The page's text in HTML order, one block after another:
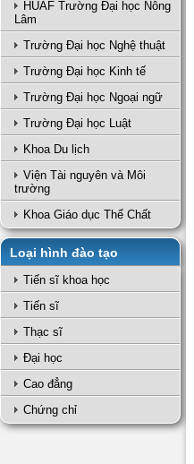
HUAF Trường Đại học Nông
Lâm
Trường Đại học Nghệ thuật
Trường Đại học Kinh tế
Trường Đại học Ngoại ngữ
Trường Đại học Luật
Khoa Du lịch
Viện Tài nguyên và Môi
trường
Khoa Giáo dục Thể Chất
Loại hình đào tạo
Tiến sĩ khoa học
Tiến sĩ
Thạc sĩ
Đại học
Cao đẳng
Chứng chỉ